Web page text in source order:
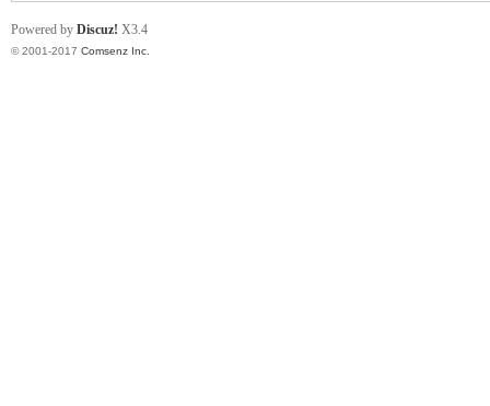
Powered by Discuz! X3.4
© 2001-2017 Comsenz Inc.